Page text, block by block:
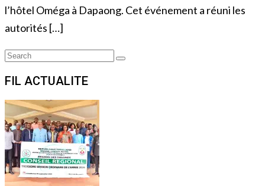
l’hôtel Oméga à Dapaong. Cet événement a réuni les
autorités […]
Search
Search
FIL ACTUALITE